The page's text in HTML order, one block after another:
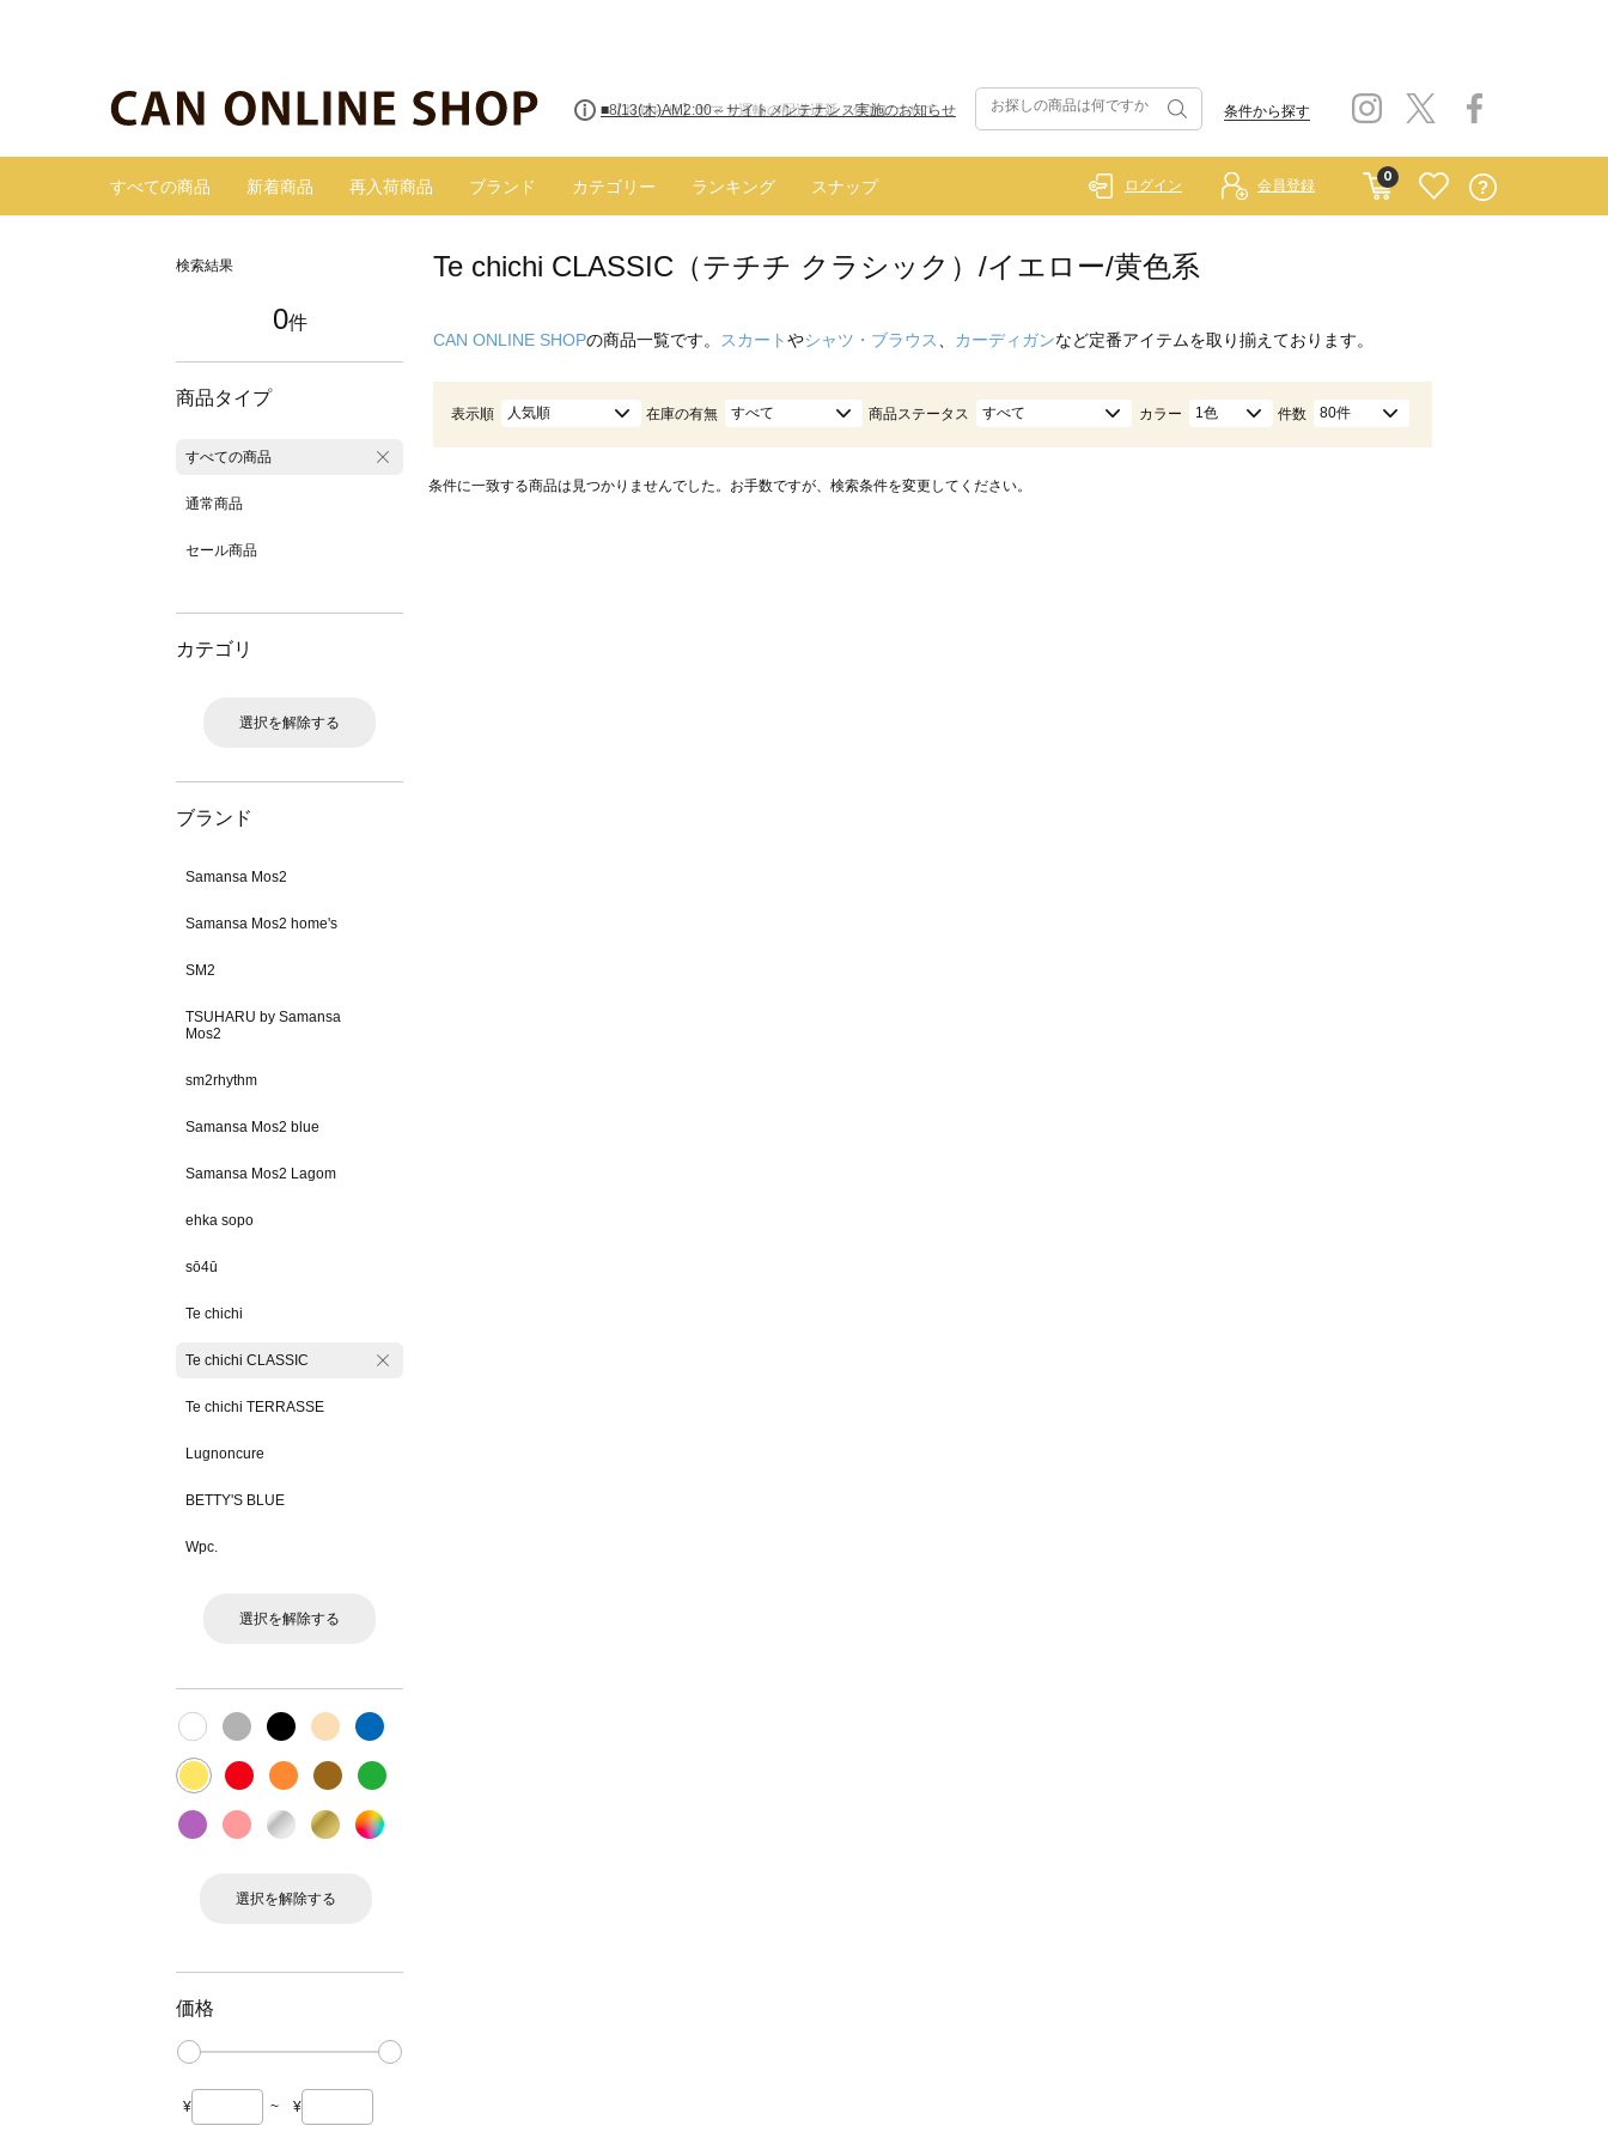
■8/13(木)AM2:00～サイトメンテナンス実施のお知らせ 条件から探す
すべての商品 新着商品 再入荷商品 ブランド カテゴリー ランキング スナップ
0
ログイン 会員登録
検索結果
0件
商品タイプ
すべての商品
通常商品
セール商品
カテゴリ
選択を解除する
ブランド
Samansa Mos2
Samansa Mos2 home's
SM2
TSUHARU by Samansa
Mos2
sm2rhythm
Samansa Mos2 blue
Samansa Mos2 Lagom
ehka sopo
sō4ū
Te chichi
Te chichi CLASSIC
Te chichi TERRASSE
Lugnoncure
BETTY'S BLUE
Wpc.
選択を解除する
選択を解除する
価格
¥ ~ ¥
Te chichi CLASSIC（テチチ クラシック）/イエロー/黄色系
CAN ONLINE SHOPの商品一覧です。 スカートやシャツ・ブラウス カーディガンなど定番アイテムを取り揃えております。
表示順 人気順 在庫の有無 すべて 商品ステータス すべて カラー 1色 件数 80件
条件に一致する商品は見つかりませんでした。お手数ですが、検索条件を変更してください。